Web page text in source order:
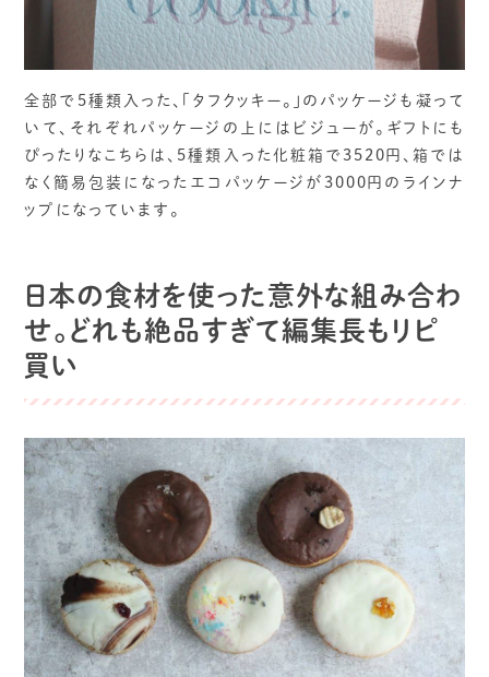
全部で5種類入った、「タフクッキー。」のパッケージも凝って
いて、それぞれパッケージの上にはビジューが。ギフトにも
ぴったりなこちらは、5種類入った化粧箱で3520円、箱では
なく簡易包装になったエコパッケージが3000円のラインナ
ップになっています。
日本の食材を使った意外な組み合わ
せ。どれも絶品すぎて編集長もリピ
買い